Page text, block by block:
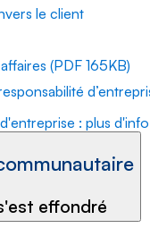
le client
(PDF 165KB)
: plus d'info
effondré